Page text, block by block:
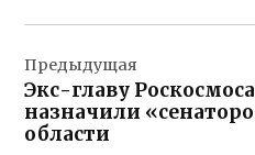
по
записям
Предыдущая
Экс-главу
назначили
области